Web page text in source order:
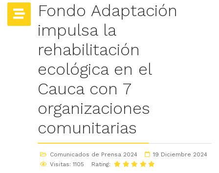
Fondo Adaptación
impulsa la
rehabilitación
ecológica en el
Cauca con 7
organizaciones
comunitarias
Comunicados de Prensa 2024
19 Diciembre 2024
Visitas: 1105
Rating: